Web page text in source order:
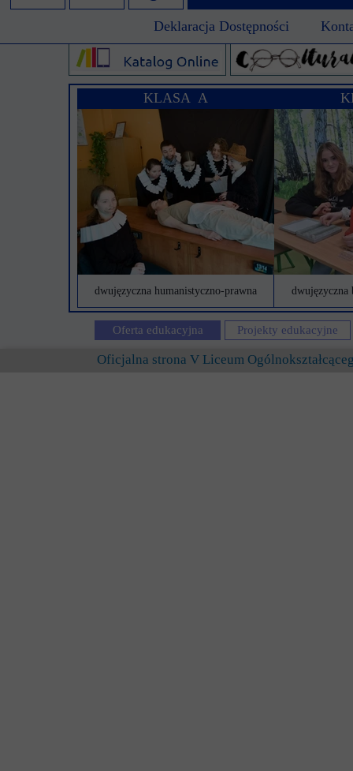
KLASA A
dwujęzyczna
dwujęzyczna humanistyczno-prawna
Deklaracja Dostępności
Projekty edukacyjne
Oferta edukacyjna
Oficjalna strona V Liceum